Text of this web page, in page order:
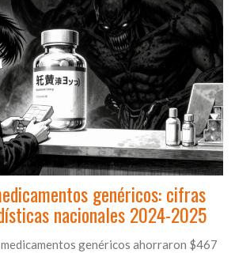
genéricos: cifras
nacionales 2024-2025
genéricos ahorraron $467